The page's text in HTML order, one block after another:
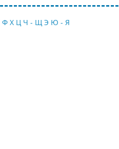
Ф Х Ц Ч - Щ Э Ю - Я